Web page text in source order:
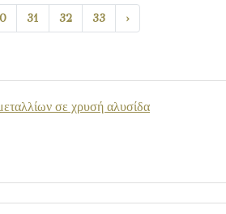
31 32 33 ›
σε χρυσή αλυσίδα